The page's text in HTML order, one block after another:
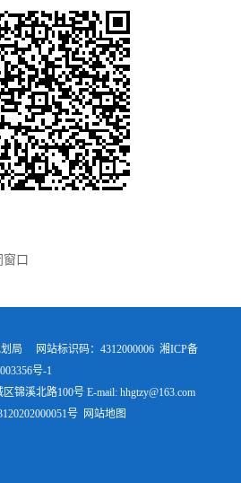
窗口
局 网站标识码：4312000006湘ICP备
号-1
锦溪北路100号 E-mail: hhgtzy@163.com
号
网站地图